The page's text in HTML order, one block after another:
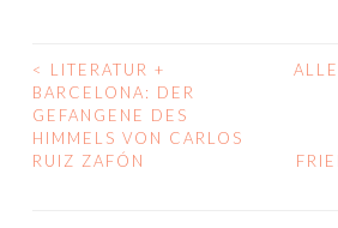
BEITRAGS-
NAVIGATION
<
LITERATUR +
BARCELONA: DER
GEFANGENE DES
HIMMELS VON CARLOS
RUIZ ZAFÓN